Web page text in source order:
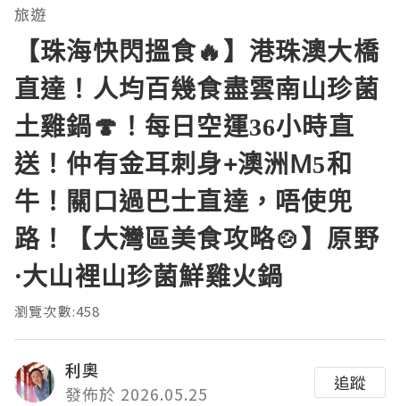
旅遊
【珠海快閃搵食🔥】港珠澳大橋
直達！人均百幾食盡雲南山珍菌
土雞鍋🍄！每日空運36小時直
送！仲有金耳刺身+澳洲M5和
牛！關口過巴士直達，唔使兜
路！【大灣區美食攻略🍲】原野
·大山裡山珍菌鮮雞火鍋
瀏覽次數:458
利奧
發佈於 2026.05.25
追蹤